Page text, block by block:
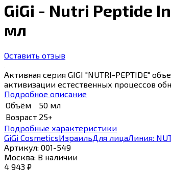
GiGi - Nutri Peptide
мл
Оставить отзыв
Активная серия GIGI "NUTRI-PEPTIDE"
активизации естественных процессов
Подробное описание
Объём
50 мл
Возраст 25+
Подробные характеристики
GiGi CosmeticsИзраильДля лицаЛиния:
Артикул: 001-549
Москва: В наличии
4 943 ₽